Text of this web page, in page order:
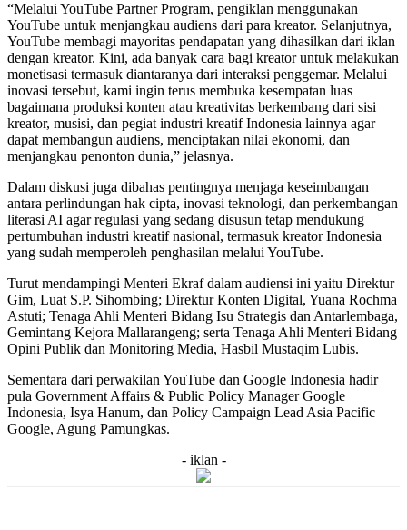
“Melalui YouTube Partner Program, pengiklan menggunakan
YouTube untuk menjangkau audiens dari para kreator. Selanjutnya,
YouTube membagi mayoritas pendapatan yang dihasilkan dari iklan
dengan kreator. Kini, ada banyak cara bagi kreator untuk melakukan
monetisasi termasuk diantaranya dari interaksi penggemar. Melalui
inovasi tersebut, kami ingin terus membuka kesempatan luas
bagaimana produksi konten atau kreativitas berkembang dari sisi
kreator, musisi, dan pegiat industri kreatif Indonesia lainnya agar
dapat membangun audiens, menciptakan nilai ekonomi, dan
menjangkau penonton dunia,” jelasnya.
Dalam diskusi juga dibahas pentingnya menjaga keseimbangan
antara perlindungan hak cipta, inovasi teknologi, dan perkembangan
literasi AI agar regulasi yang sedang disusun tetap mendukung
pertumbuhan industri kreatif nasional, termasuk kreator Indonesia
yang sudah memperoleh penghasilan melalui YouTube.
Turut mendampingi Menteri Ekraf dalam audiensi ini yaitu Direktur
Gim, Luat S.P. Sihombing; Direktur Konten Digital, Yuana Rochma
Astuti; Tenaga Ahli Menteri Bidang Isu Strategis dan Antarlembaga,
Gemintang Kejora Mallarangeng; serta Tenaga Ahli Menteri Bidang
Opini Publik dan Monitoring Media, Hasbil Mustaqim Lubis.
Sementara dari perwakilan YouTube dan Google Indonesia hadir
pula Government Affairs & Public Policy Manager Google
Indonesia, Isya Hanum, dan Policy Campaign Lead Asia Pacific
Google, Agung Pamungkas.
- iklan -